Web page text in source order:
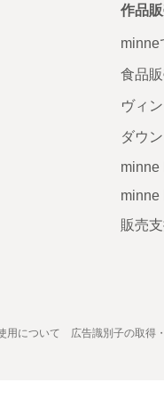
作品
minne
食品
ヴィ
ダウ
minne
minne
販売
用について 広告識別子の取得